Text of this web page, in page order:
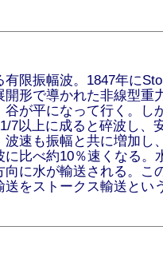
限振幅波。1847年に
形で導かれた非線型重
が平になって行く。し
7以上に成ると碎波し、
速も振幅と共に増加し
比べ約10％速くなる。
に水が輸送される。こ
をストークス輸送とい